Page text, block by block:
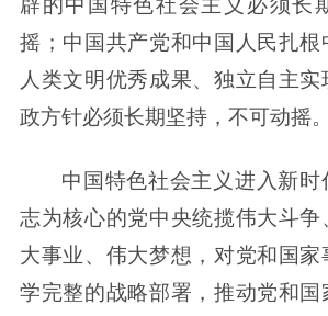
辟的中国特色社会主义必须长
摇；中国共产党和中国人民扎根
人类文明优秀成果、独立自主
政方针必须长期坚持，不可动摇
中国特色社会主义进入新时
志为核心的党中央统揽伟大斗争
大事业、伟大梦想，对党和国
学完整的战略部署，推动党和国